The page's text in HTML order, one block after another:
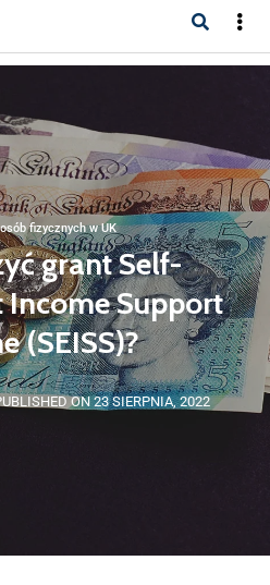
fizycznych w UK
grant Self-
Support
(SEISS)?
ON 23 SIERPNIA, 2022